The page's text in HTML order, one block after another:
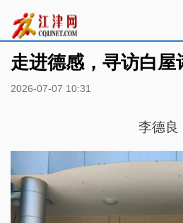
走进德感，寻访白屋
2026-07-07 10:31
李德良